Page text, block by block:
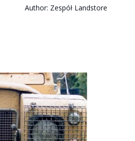
Author: Zespół Landstore